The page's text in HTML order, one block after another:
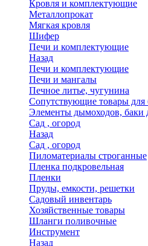
Кровля и комплектующие
Металлопрокат
Мягкая кровля
Шифер
Печи и комплектующие
Назад
Печи и комплектующие
Печи и мангалы
Печное литье, чугунина
Сопутствующие товары для
Элементы дымоходов, баки
Сад , огород
Назад
Сад , огород
Пиломатериалы строганные
Пленка подкровельная
Пленки
Пруды, емкости, решетки
Садовый инвентарь
Хозяйственные товары
Шланги поливочные
Инструмент
Назад